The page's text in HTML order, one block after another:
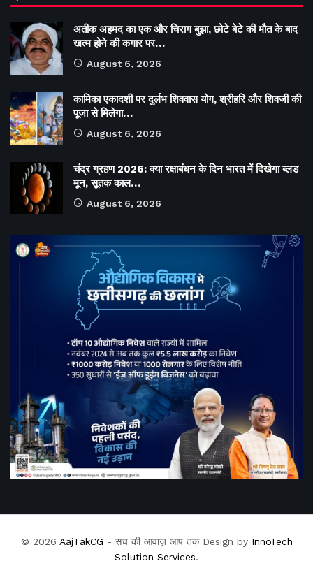
अतीक अहमद का एक और चिराग बुझा, छोटे बेटे की मौत के बाद
खत्म होने की कगार पर…
August 6, 2026
कामिका एकादशी पर दुर्लभ शिववास योग, श्रीहरि और शिवजी की
पूजा से मिलेगा…
August 6, 2026
चंद्र ग्रहण 2026: क्या रक्षाबंधन के दिन भारत में दिखेगा ब्लड
मून, सूतक काल…
August 6, 2026
© 2026 AajTakCG - सच की आवाज़ आप तक Design by InnoTech
Solution Services.